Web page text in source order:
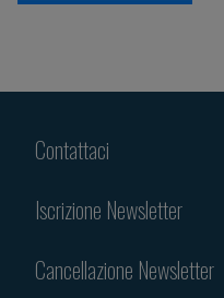
Contattaci
Iscrizione Newsletter
Cancellazione Newsletter